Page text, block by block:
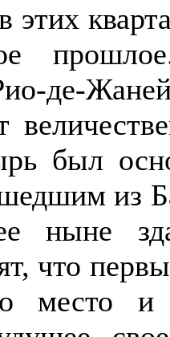
этих
де-
был
из
ныне
что
место и